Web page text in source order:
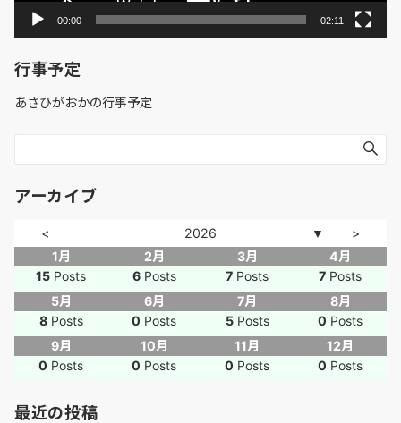
00:00 02:11
行事予定
あさひがおかの行事予定
アーカイブ
< 2026 ▼
>
1月
15 Posts
2月
6 Posts
3月
7 Posts
4月
7 Posts
5月
8 Posts
6月
0 Posts
7月
5 Posts
8月
0 Posts
9月
0 Posts
10月
0 Posts
11月
0 Posts
12月
0 Posts
最近の投稿